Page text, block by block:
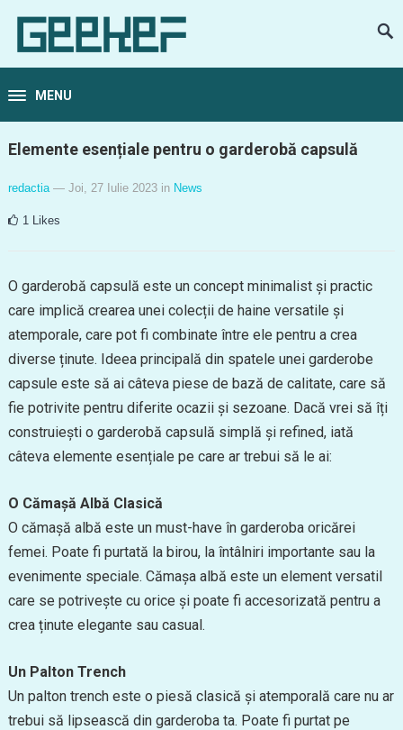
MENU
Elemente esențiale pentru o garderobă capsulă
redactia — Joi, 27 Iulie 2023 in News
1 Likes
O garderobă capsulă este un concept minimalist și practic
care implică crearea unei colecții de haine versatile și
atemporale, care pot fi combinate între ele pentru a crea
diverse ținute. Ideea principală din spatele unei garderobe
capsule este să ai câteva piese de bază de calitate, care să
fie potrivite pentru diferite ocazii și sezoane. Dacă vrei să îți
construiești o garderobă capsulă simplă și refined, iată
câteva elemente esențiale pe care ar trebui să le ai:
O Cămașă Albă Clasică
O cămașă albă este un must-have în garderoba oricărei
femei. Poate fi purtată la birou, la întâlniri importante sau la
evenimente speciale. Cămașa albă este un element versatil
care se potrivește cu orice și poate fi accesorizată pentru a
crea ținute elegante sau casual.
Un Palton Trench
Un palton trench este o piesă clasică și atemporală care nu ar
trebui să lipsească din garderoba ta. Poate fi purtat pe